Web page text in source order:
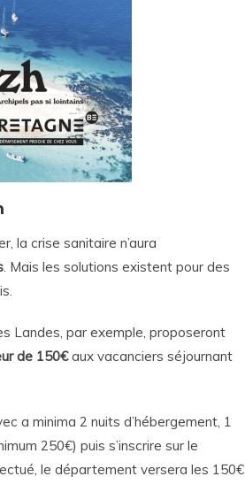
la crise sanitaire n’aura
. Mais les solutions existent pour des
Landes, par exemple, proposeront
de 150€aux vacanciers séjournant
a minima 2 nuits d’hébergement, 1
250€) puis s’inscrire sur le
le département versera les 150€